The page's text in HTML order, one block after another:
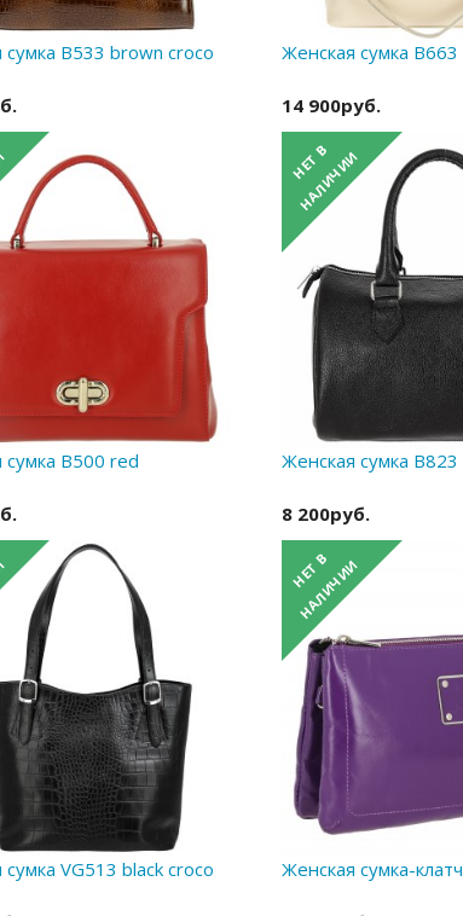
сумка B533 brown croco Женская сумка
14 900руб.
сумка B500 red Женская сумка B823
8 200руб.
VG513 black croco Женская сумка-